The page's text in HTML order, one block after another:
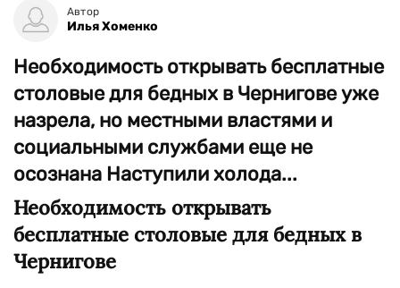
Автор
Илья Хоменко
Необходимость открывать бесплатные
столовые для бедных в Чернигове уже
назрела, но местными властями и
социальными службами еще не
осознана Наступили холода...
Необходимость открывать
бесплатные столовые для бедных в
Чернигове